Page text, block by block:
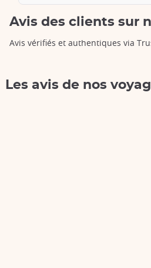
Avis des clients sur
Avis vérifiés et authentiques via
Les avis de nos